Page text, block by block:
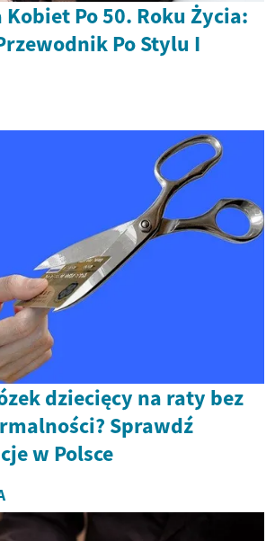
Po 50. Roku Życia:
Po Stylu I
dziecięcy na raty bez
Sprawdź
w Polsce